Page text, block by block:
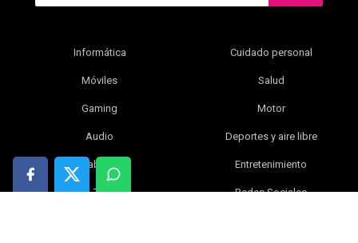
Informática
Móviles
Gaming
Audio
Tablets
TV
Cuidado personal
Salud
Motor
Deportes y aire libre
Entretenimiento
Redes Sociales